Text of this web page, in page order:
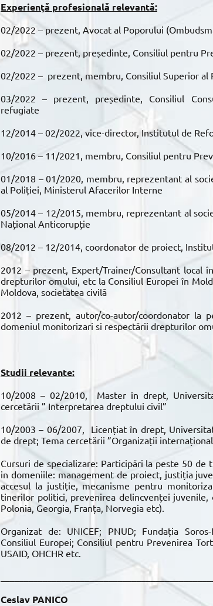
Experienţă profesională relevantă:
02/2022 – prezent, Avocat al Poporului
02/2022 – prezent, președinte, Consiliul pentru
02/2022 – prezent, membru, Consiliul Superior al
03/2022 – prezent, președinte, Consiliul
refugiate
12/2014 – 02/2022, vice-director, Institutul de
10/2016 – 11/2021, membru, Consiliul pentru
01/2018 – 01/2020, membru, reprezentant al
al Poliției, Ministerul Afacerilor Interne
05/2014 – 12/2015, membru, reprezentant al
Național Anticorupție
08/2012 – 12/2014, coordonator de proiect,
2012 – prezent, Expert/Trainer/Consultant local
drepturilor omului, etc la Consiliul Europei în
Moldova, societatea civilă
2012 – prezent, autor/co-autor/coordonator la
domeniul monitorizari si respectării drepturilor
Studii relevante:
10/2008 – 02/2010, Master în drept,
cercetării ” Interpretarea dreptului civil”
10/2003 – 06/2007, Licențiat în drept,
de drept; Tema cercetării ”Organizații
Cursuri de specializare: Participări la peste 50
in domeniile: management de proiect, justiția
accesul la justiție, mecanisme pentru
tinerilor politici, prevenirea delincvenței
Polonia, Georgia, Franța, Norvegia etc).
Organizat de: UNICEF; PNUD; Fundația
Consiliul Europei; Consiliul pentru Prevenirea
USAID, OHCHR etc.
Ceslav PANICO